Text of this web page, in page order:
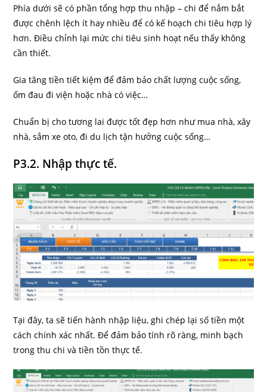
Phía dưới sẽ có phần tổng hợp thu nhập – chi để nắm bắt
được chênh lệch ít hay nhiều để có kế hoạch chi tiêu hợp lý
hơn. Điều chỉnh lại mức chi tiêu sinh hoạt nếu thấy không
cần thiết.
Gia tăng tiền tiết kiệm để đảm bảo chất lượng cuộc sống,
ốm đau đi viện hoặc nhà có việc…
Chuẩn bị cho tương lai được tốt đẹp hơn như mua nhà, xây
nhà, sắm xe oto, đi du lịch tận hưởng cuộc sống…
P3.2. Nhập thực tế.
Tại đây, ta sẽ tiến hành nhập liệu, ghi chép lại số tiền một
cách chính xác nhất. Để đảm bảo tính rõ ràng, minh bạch
trong thu chi và tiền tồn thực tế.